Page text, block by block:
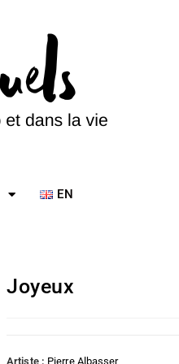
EN
Joyeux
Artiste : Pierre Albasser